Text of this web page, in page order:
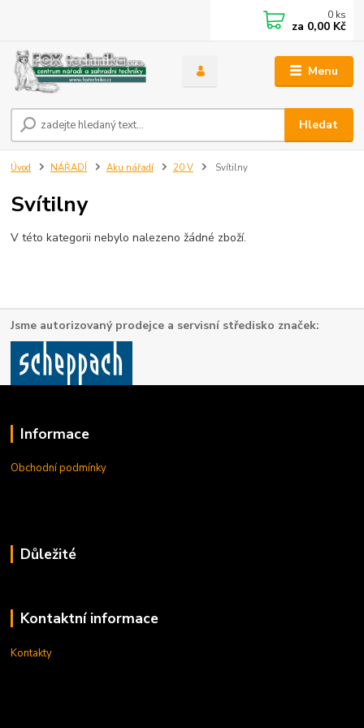
Menu
Hledat
0 ks
za 0,00 Kč
Úvod NÁŘADÍ Aku nářadí 20 V Svítilny
Svítilny
V této kategorii nebylo nalezeno žádné zboží.
Jsme autorizovaný prodejce a servisní středisko značek:
Informace
Obchodní podmínky
Důležité
Kontaktní informace
Kontakty